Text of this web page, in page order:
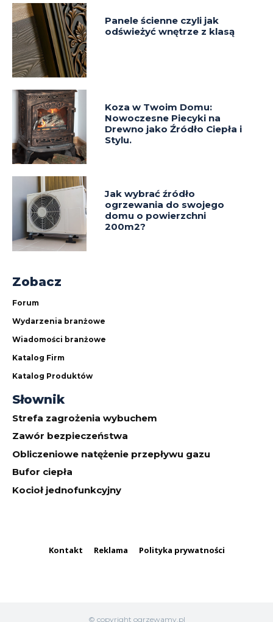
Panele ścienne czyli jak
odświeżyć wnętrze z klasą
Koza w Twoim Domu:
Nowoczesne Piecyki na
Drewno jako Źródło Ciepła i
Stylu.
Jak wybrać źródło
ogrzewania do swojego
domu o powierzchni
200m2?
Zobacz
Forum
Wydarzenia branżowe
Wiadomości branżowe
Katalog Firm
Katalog Produktów
Słownik
Strefa zagrożenia wybuchem
Zawór bezpieczeństwa
Obliczeniowe natężenie przepływu gazu
Bufor ciepła
Kocioł jednofunkcyjny
Kontakt Reklama Polityka prywatności
© copyright ogrzewamy.pl